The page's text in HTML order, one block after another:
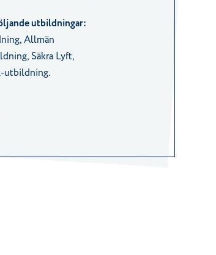
utbildningar:
Allmän
Säkra Lyft,
utbildning.